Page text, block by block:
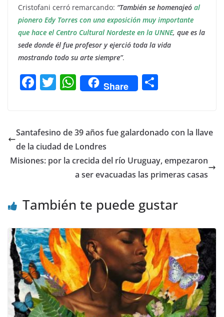
Cristofani cerró remarcando: “También se homenajeó al
pionero Edy Torres con una exposición muy importante
que hace el Centro Cultural Nordeste en la UNNE, que es la
sede donde él fue profesor y ejerció toda la vida
mostrando todo su arte siempre”.
F
e
b
o
T
er
W
h
s
A
p
p
Share
p
tir
Santafesino de 39 años fue galardonado con la llave
de la ciudad de Londres
Misiones: por la crecida del río Uruguay, empezaron
a ser evacuadas las primeras casas
También te puede gustar